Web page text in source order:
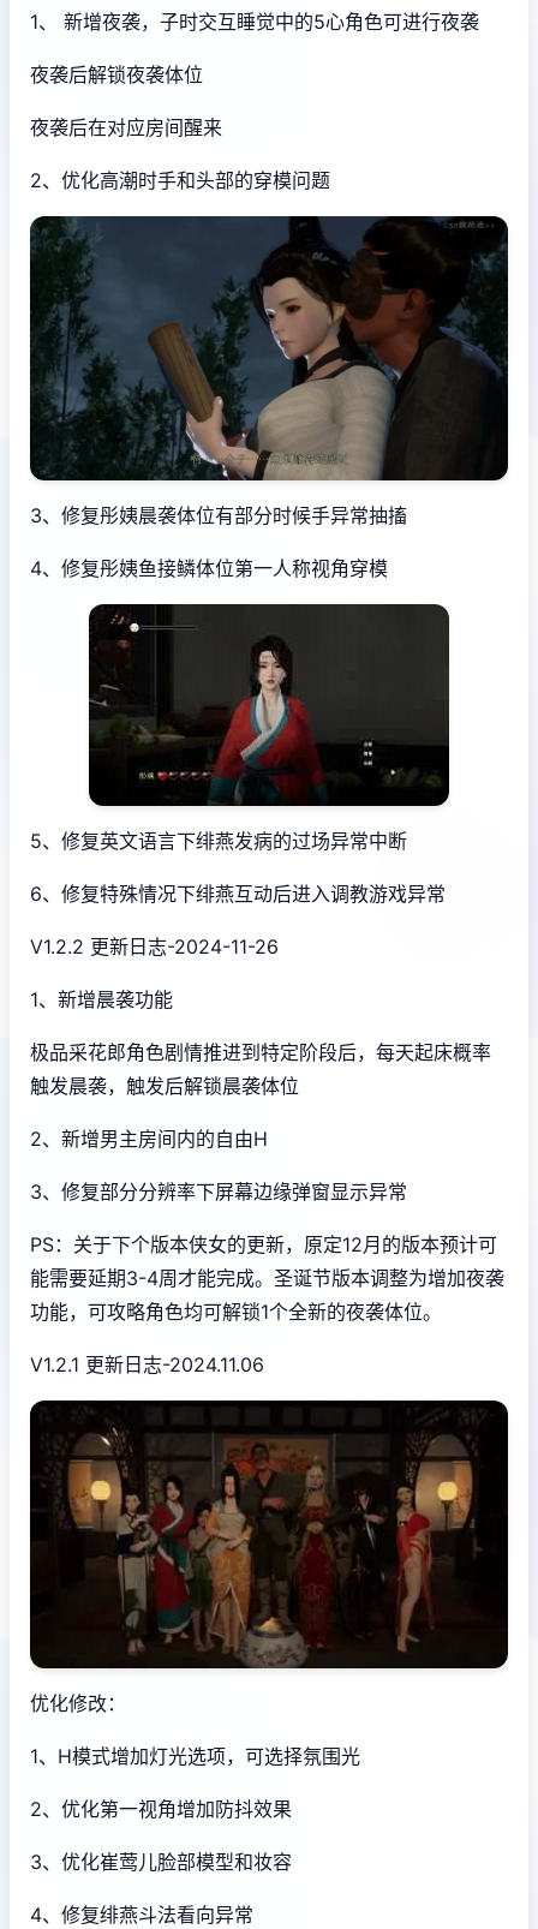
1、 新增夜袭，子时交互睡觉中的5心角色可进行夜袭
夜袭后解锁夜袭体位
夜袭后在对应房间醒来
2、优化高潮时手和头部的穿模问题
3、修复彤姨晨袭体位有部分时候手异常抽搐
4、修复彤姨鱼接鳞体位第一人称视角穿模
5、修复英文语言下绯燕发病的过场异常中断
6、修复特殊情况下绯燕互动后进入调教游戏异常
V1.2.2 更新日志-2024-11-26
1、新增晨袭功能
极品采花郎角色剧情推进到特定阶段后，每天起床概率
触发晨袭，触发后解锁晨袭体位
2、新增男主房间内的自由H
3、修复部分分辨率下屏幕边缘弹窗显示异常
PS：关于下个版本侠女的更新，原定12月的版本预计可
能需要延期3-4周才能完成。圣诞节版本调整为增加夜袭
功能，可攻略角色均可解锁1个全新的夜袭体位。
V1.2.1 更新日志-2024.11.06
优化修改：
1、H模式增加灯光选项，可选择氛围光
2、优化第一视角增加防抖效果
3、优化崔莺儿脸部模型和妆容
4、修复绯燕斗法看向异常